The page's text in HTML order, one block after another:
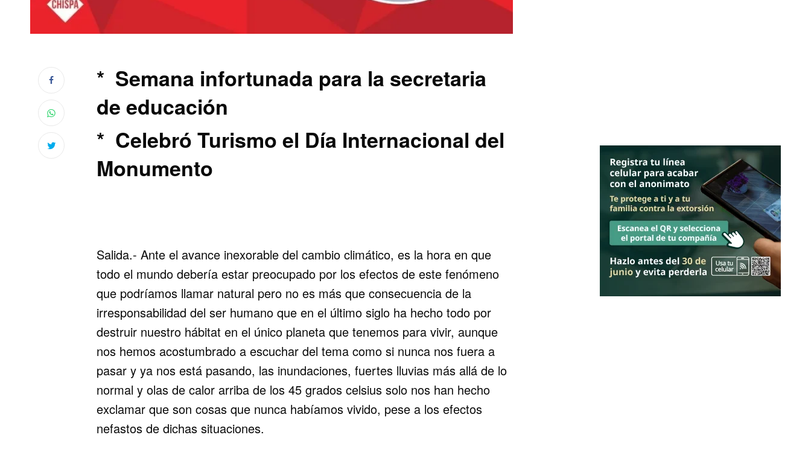
* Semana infortunada para la secretaria
de educación
* Celebró Turismo el Día Internacional del
Monumento
Salida.- Ante el avance inexorable del cambio climático, es la hora en que
todo el mundo debería estar preocupado por los efectos de este fenómeno
que podríamos llamar natural pero no es más que consecuencia de la
irresponsabilidad del ser humano que en el último siglo ha hecho todo por
destruir nuestro hábitat en el único planeta que tenemos para vivir, aunque
nos hemos acostumbrado a escuchar del tema como si nunca nos fuera a
pasar y ya nos está pasando, las inundaciones, fuertes lluvias más allá de lo
normal y olas de calor arriba de los 45 grados celsius solo nos han hecho
exclamar que son cosas que nunca habíamos vivido, pese a los efectos
nefastos de dichas situaciones.